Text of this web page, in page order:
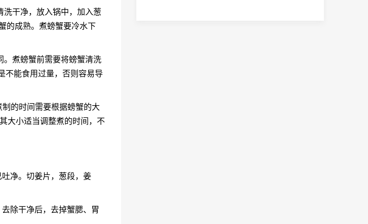
干净，放入锅中，加入葱
的成熟。煮螃蟹要冷水下
。煮螃蟹前需要将螃蟹清洗
不能食用过量，否则容易导
的时间需要根据螃蟹的大
大小适当调整煮的时间，不
净。切姜片，葱段，姜
除干净后，去掉蟹腮、胃